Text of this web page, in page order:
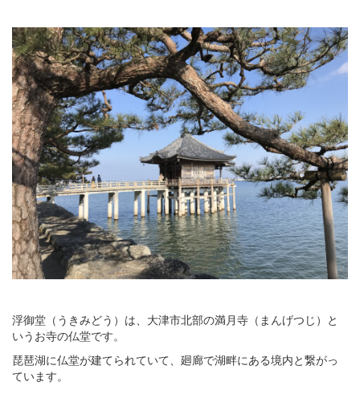
浮御堂（うきみどう）は、大津市北部の満月寺（まんげつじ）と
いうお寺の仏堂です。
琵琶湖に仏堂が建てられていて、廻廊で湖畔にある境内と繋がっ
ています。